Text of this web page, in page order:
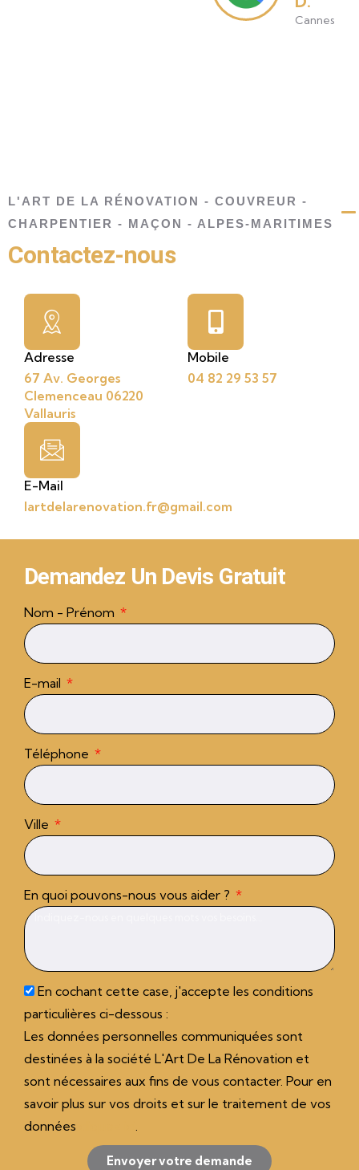
Cannes
L'ART DE LA RÉNOVATION - COUVREUR -
CHARPENTIER - MAÇON - ALPES-MARITIMES
Contactez-nous
Adresse
67 Av. Georges
Clemenceau 06220
Vallauris
E-Mail
lartdelarenovation.fr@gmail.com
Mobile
04 82 29 53 57
Demandez Un Devis Gratuit
Nom - Prénom
E-mail
Téléphone
Ville
En quoi pouvons-nous vous aider ?
En cochant cette case, j'accepte les conditions
particulières ci-dessous :
Les données personnelles communiquées sont
destinées à la société L'Art De La Rénovation et
sont nécessaires aux fins de vous contacter. Pour en
savoir plus sur vos droits et sur le traitement de vos
données
Envoyer votre demande